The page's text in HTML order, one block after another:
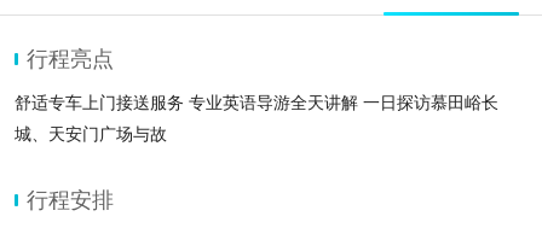
行程亮点
舒适专车上门接送服务 专业英语导游全天讲解 一日探访慕田峪长
城、天安门广场与故
行程安排